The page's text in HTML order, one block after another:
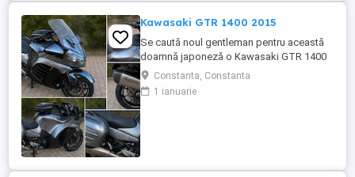
Kawasaki GTR 1400 2015
Se caută noul gentleman pentru această
doamnă japoneză o Kawasaki GTR 1400
care încă întoarce priviri și iubește
kilometrii. A fost răsfățată, întreținută la
timp și tratată cu respect. O dau doar
Constanta, Constanta
1 ianuarie